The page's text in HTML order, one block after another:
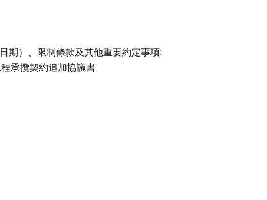
期）、限制條款及其他重要約定事項:
承攬契約追加協議書